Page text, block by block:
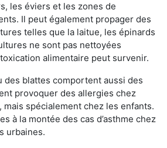
les éviers et les zones de
Il peut également propager des
telles que la laitue, les épinards
ne sont pas nettoyées
alimentaire peut survenir.
des blattes comportent aussi des
provoquer des allergies chez
spécialement chez les enfants.
à la montée des cas d’asthme chez
urbaines.